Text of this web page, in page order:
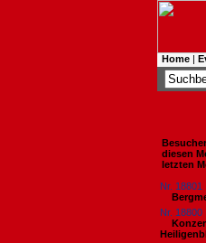
Home |
diesen
letzten
Nr. 18801
Nr. 18800